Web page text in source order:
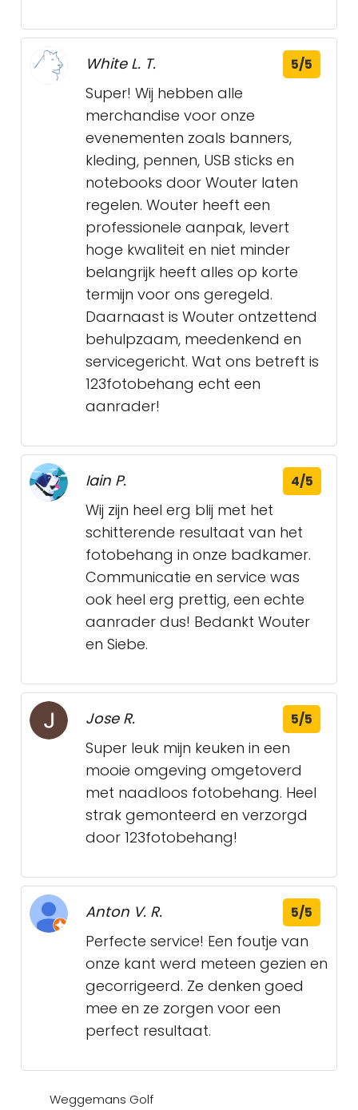
White L. T. 5/5
Super! Wij hebben alle
merchandise voor onze
evenementen zoals banners,
kleding, pennen, USB sticks en
notebooks door Wouter laten
regelen. Wouter heeft een
professionele aanpak, levert
hoge kwaliteit en niet minder
belangrijk heeft alles op korte
termijn voor ons geregeld.
Daarnaast is Wouter ontzettend
behulpzaam, meedenkend en
servicegericht. Wat ons betreft is
123fotobehang echt een
aanrader!
Iain P. 4/5
Wij zijn heel erg blij met het
schitterende resultaat van het
fotobehang in onze badkamer.
Communicatie en service was
ook heel erg prettig, een echte
aanrader dus! Bedankt Wouter
en Siebe.
Jose R. 5/5
Super leuk mijn keuken in een
mooie omgeving omgetoverd
met naadloos fotobehang. Heel
strak gemonteerd en verzorgd
door 123fotobehang!
Anton V. R. 5/5
Perfecte service! Een foutje van
onze kant werd meteen gezien en
gecorrigeerd. Ze denken goed
mee en ze zorgen voor een
perfect resultaat.
Weggemans Golf